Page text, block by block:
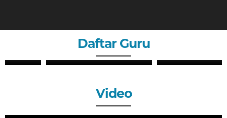
Daftar Guru
ZHERY OKTANDI, S.Pd
ANDRI MAULANA, S.Pd
Video